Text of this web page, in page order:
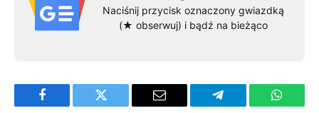
Naciśnij przycisk oznaczony gwiazdką
(★ obserwuj) i bądź na bieżąco
Facebook Twitter Email Telegram